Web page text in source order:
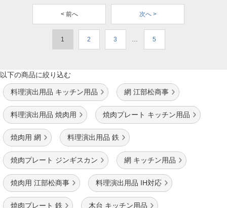
< 前へ 次へ >
1 2 3 … 5
以下の商品に絞り込む
料理演出用品 キッチン用品 網 江部松商事
料理演出用品 焼肉用 焼肉プレート キッチン用品
焼肉用 網 料理演出用品 鉄
焼肉プレート ジンギスカン 網 キッチン用品
焼肉用 江部松商事 料理演出用品 IH対応
焼肉プレート 鉄 木台 キッチン用品